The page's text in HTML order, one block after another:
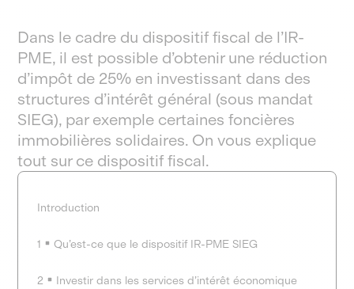
Dans le cadre du dispositif fiscal de l’IR-
PME, il est possible d’obtenir une réduction
d’impôt de 25% en investissant dans des
structures d’intérêt général (sous mandat
SIEG), par exemple certaines foncières
immobilières solidaires. On vous explique
tout sur ce dispositif fiscal.
Introduction
1 Qu’est-ce que le dispositif IR-PME SIEG
2
Investir dans les services d’intérêt économique